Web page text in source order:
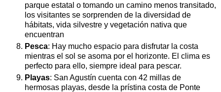
parque estatal o tomando un camino menos transitado,
los visitantes se sorprenden de la diversidad de
hábitats, vida silvestre y vegetación nativa que
encuentran
Pesca: Hay mucho espacio para disfrutar la costa
mientras el sol se asoma por el horizonte. El clima es
perfecto para ello, siempre ideal para pescar.
Playas: San Agustín cuenta con 42 millas de
hermosas playas, desde la prístina costa de Ponte